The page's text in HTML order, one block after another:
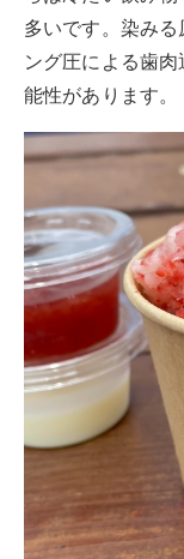
多いです。染み
ング圧による歯
能性があります。